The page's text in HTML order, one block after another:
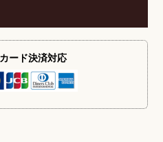
ード決済対応